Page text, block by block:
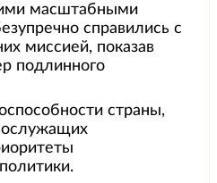
масштабными
справились с
миссией, показав
подлинного
страны,